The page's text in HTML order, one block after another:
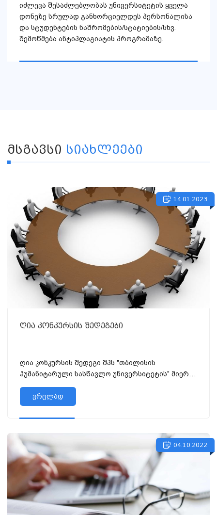
იძლევა შესაძლებლობას უნივერსიტეტის ყველა
დონეზე სრულად განხორციელდეს პერსონალისა
და სტუდენტების ნაშრომების/სტატიების/სხვ.
შემოწმება ანტიპლაგიატის პროგრამაზე.
ᲛᲡᲒᲐᲕᲡᲘ ᲡᲘᲐᲮᲚᲔᲔᲑᲘ
14.01.2023
ღია კონკურსის შედეგები
ღია კონკურსის შედეგი შპს "თბილისის
ჰუმანიტარული სასწავლო უნივერსიტეტის" მიერ
ვაკანტურია კადემიური თანამდებობის
დასაკავებლად გამო...
ვრცლად
04.10.2022